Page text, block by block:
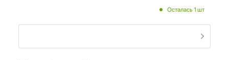
Осталась 1 шт